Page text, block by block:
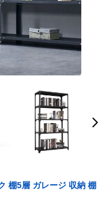
棚5層 ガレージ 収納 棚